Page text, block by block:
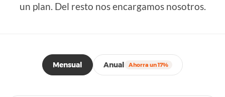
un plan. Del resto nos encargamos nosotros.
Mensual Anual Ahorra un 17%